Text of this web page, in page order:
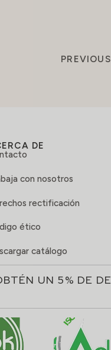
PREVIOUS
DE
con nosotros
rectificación
ético
catálogo
UN 5% DE